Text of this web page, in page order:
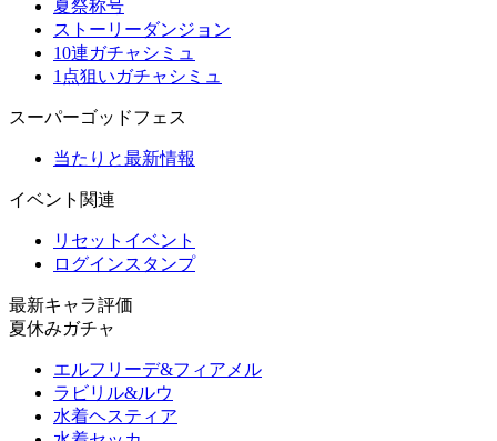
夏祭称号
ストーリーダンジョン
10連ガチャシミュ
1点狙いガチャシミュ
スーパーゴッドフェス
当たりと最新情報
イベント関連
リセットイベント
ログインスタンプ
最新キャラ評価
夏休みガチャ
エルフリーデ&フィアメル
ラビリル&ルウ
水着ヘスティア